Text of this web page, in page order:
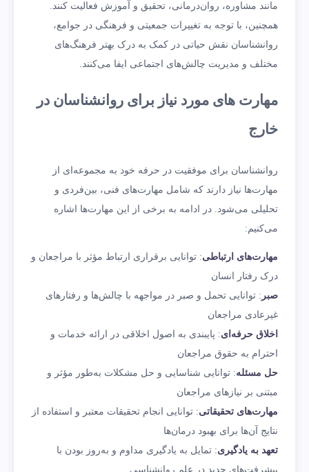
مانند مشاوره، روان‌درمانی، تحقیق و آموزش فعالیت کنند.
همچنین، با توجه به تغییرات جمعیتی و فرهنگی در جوامع،
روانشناسان نقش حیاتی در کمک به درک بهتر فرهنگ‌های
مختلف و مدیریت چالش‌های اجتماعی ایفا می‌کنند.
مهارت های مورد نیاز برای روانشناسان در
خارج
روانشناسان برای موفقیت در حرفه خود به مجموعه‌ای از
مهارت‌ها نیاز دارند که شامل مهارت‌های فنی، بین‌فردی و
تحلیلی می‌شود. در ادامه به برخی از این مهارت‌ها اشاره
می‌کنیم:
مهارت‌های ارتباطی: توانایی برقراری ارتباط مؤثر با مراجعان و
درک رفتار انسان
صبر : توانایی تحمل و صبر در مواجهه با چالش‌ها و رفتارهای
غیرعادی مراجعان
اخلاق حرفه‌ای: پایبندی به اصول اخلاقی در ارائه خدمات و
احترام به حقوق مراجعان
حل مسئله: توانایی شناسایی و حل مشکلات به‌طور مؤثر و
مبتنی بر نیازهای مراجعان
مهارت‌های تحقیقاتی: توانایی انجام تحقیقات معتبر و استفاده از
نتایج آن‌ها برای بهبود درمان‌ها
تعهد به یادگیری: تمایل به یادگیری مداوم و به‌روز بودن با
پیشرفت‌های جدید در علم روانشناسی